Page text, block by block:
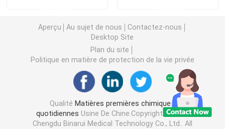
Additifs alimentaires chimiques
Additifs d'alimentation des animaux
Additifs cosmétiques
Bouteilles de laboratoire en verre
Aperçu Au sujet de nous
Contactez-nous
Desktop Site
Plan du site
Politique en matière de protection de la vie privée
Qualité Matières premières chimiques
quotidiennes Usine De Chine.Copyright © 2026
Chengdu Binarui Medical Technology Co., Ltd.. All